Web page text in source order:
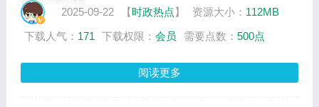
2025-09-22 【时政热点】 资源大小： 112MB
下载人气： 171 下载权限： 会员 需要点数： 500点
阅读更多